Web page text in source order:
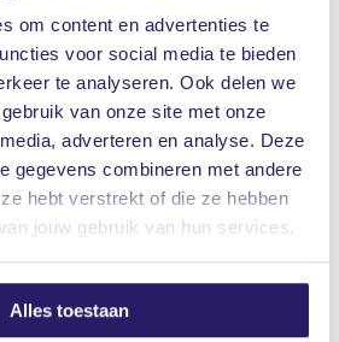
om content en advertenties te
voor social media te bieden
te analyseren. Ook delen we
van onze site met onze
adverteren en analyse. Deze
gegevens combineren met andere
hebt verstrekt of die ze hebben
jouw gebruik van hun services.
Alles toestaan